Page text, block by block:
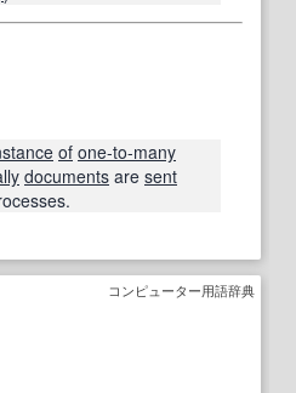
of one-to-many
documents are sent
コンピューター用語辞典